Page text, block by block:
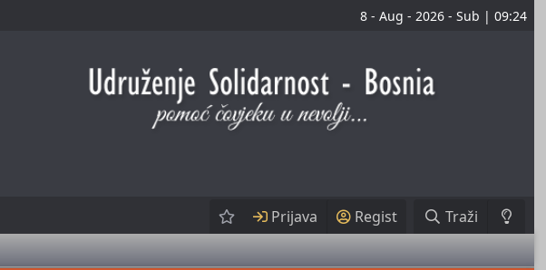
8 - Aug - 2026 - Sub | 09:24
Prijava Regist Traži